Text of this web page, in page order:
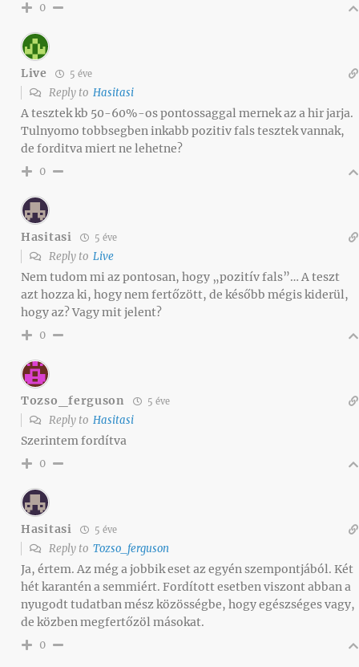
0
Live 5 éve
Reply to Hasitasi
A tesztek kb 50-60%-os pontossaggal mernek az a hir jarja.
Tulnyomo tobbsegben inkabb pozitiv fals tesztek vannak,
de forditva miert ne lehetne?
0
Hasitasi 5 éve
Reply to Live
Nem tudom mi az pontosan, hogy „pozitív fals”… A teszt
azt hozza ki, hogy nem fertőzött, de később mégis kiderül,
hogy az? Vagy mit jelent?
0
Tozso_ferguson 5 éve
Reply to Hasitasi
Szerintem fordítva
0
Hasitasi 5 éve
Reply to Tozso_ferguson
Ja, értem. Az még a jobbik eset az egyén szempontjából. Két
hét karantén a semmiért. Fordított esetben viszont abban a
nyugodt tudatban mész közösségbe, hogy egészséges vagy,
de közben megfertőzöl másokat.
0